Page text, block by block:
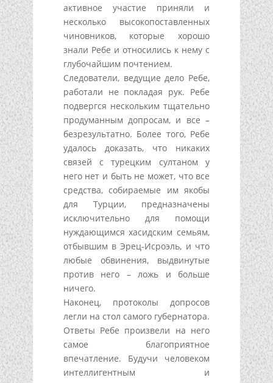
активное участие приняли и
несколько высокопоставленных
чиновников, которые хорошо
знали Ребе и относились к нему с
глубочайшим почтением.
Следователи, ведущие дело Ребе,
работали не покладая рук. Ребе
подвергся нескольким тщательно
продуманным допросам, и все –
безрезультатно. Более того, Ребе
удалось доказать, что никаких
связей с турецким султаном у
него нет и быть не может, что все
средства, собираемые им якобы
для Турции, предназначены
исключительно для помощи
нуждающимся хасидским семьям,
отбывшим в Эрец-Исроэль, и что
любые обвинения, выдвинутые
против него – ложь и больше
ничего.
Наконец, протоколы допросов
легли на стол самого губернатора.
Ответы Ребе произвели на него
самое благоприятное
впечатление. Будучи человеком
интеллигентным и